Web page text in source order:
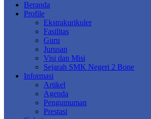
Beranda
Profile
Ekstrakurikuler
Fasilitas
Guru
Jurusan
Visi dan Misi
Sejarah SMK Negeri 2 Bone
Informasi
Artikel
Agenda
Pengumuman
Prestasi